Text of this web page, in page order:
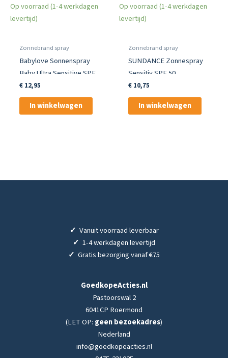
Op voorraad (1-4 werkdagen
levertijd)
Zonnebrand spray
Babylove Sonnenspray
Baby Ultra Sensitive SPF
50
€12,95
In winkelwagen
Op voorraad (1-4 werkdagen
levertijd)
Zonnebrand spray
SUNDANCE Zonnespray
Sensitiv SPF 50
€10,75
In winkelwagen
✓ Vanuit voorraad leverbaar
✓ 1-4 werkdagen levertijd
✓ Gratis bezorging vanaf €75
GoedkopeActies.nl
Pastoorswal 2
6041CP Roermond
(LET OP: geen bezoekadres)
Nederland
info@goedkopeacties.nl